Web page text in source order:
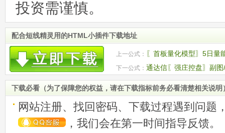
投资需谨慎。
配合短线精灵用的HTML小插件下载地址
上一公式： 〖首板量化模型〗5日量
先机！
下一公式： 通达信〖强庄控盘〗副
捕捉主升浪
下载必看（为了保障您的权益，请在下载指标前务必看清楚相关说明
网站注册、找回密码、下载过程遇到问题
，我们会在第一时间指导反馈。